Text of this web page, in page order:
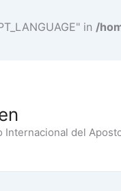
in /
Internacional del